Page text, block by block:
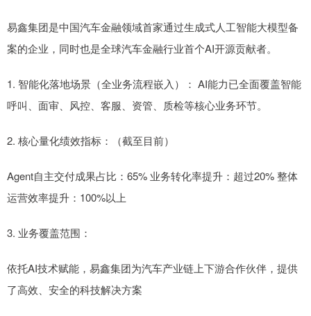
易鑫集团是中国汽车金融领域首家通过生成式人工智能大模型备
案的企业，同时也是全球汽车金融行业首个AI开源贡献者。
1. 智能化落地场景（全业务流程嵌入）： AI能力已全面覆盖智能
呼叫、面审、风控、客服、资管、质检等核心业务环节。
2. 核心量化绩效指标：（截至目前）
Agent自主交付成果占比：65% 业务转化率提升：超过20% 整体
运营效率提升：100%以上
3. 业务覆盖范围：
依托AI技术赋能，易鑫集团为汽车产业链上下游合作伙伴，提供
了高效、安全的科技解决方案